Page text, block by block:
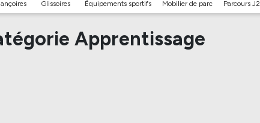
Glissoires Équipements sportifs Mobilier de parc Parcours J2
Apprentissage